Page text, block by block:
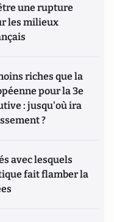
une rupture
les milieux
riches que la
pour la 3e
: jusqu'où ira
?
avec lesquels
fait flamber la